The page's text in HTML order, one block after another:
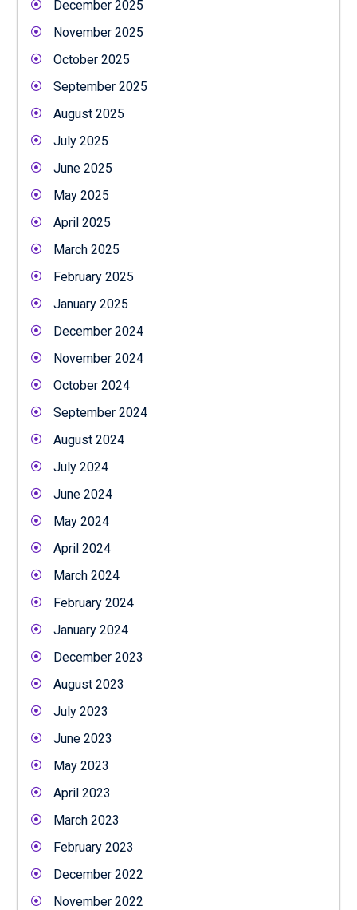
December 2025
November 2025
October 2025
September 2025
August 2025
July 2025
June 2025
May 2025
April 2025
March 2025
February 2025
January 2025
December 2024
November 2024
October 2024
September 2024
August 2024
July 2024
June 2024
May 2024
April 2024
March 2024
February 2024
January 2024
December 2023
August 2023
July 2023
June 2023
May 2023
April 2023
March 2023
February 2023
December 2022
November 2022